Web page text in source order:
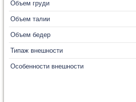
Объем груди
Объем талии
Объем бедер
Типаж внешности
Особенности внешности